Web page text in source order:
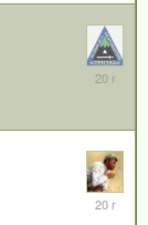
2006